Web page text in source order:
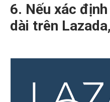
6. Nếu xác
dài trên